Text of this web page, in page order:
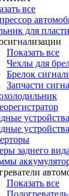
все
для
Показать все
Чехлы для
Брелок
Запчасти
заднего вида
Показать все